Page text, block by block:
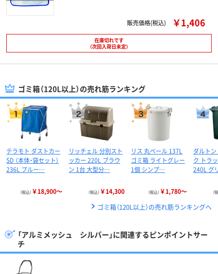
販売価格(税込) ￥1,406
在庫切れです
（次回入荷日未定）
ゴミ箱（120L以上）の売れ筋ランキング
テラモト ダストカー
SD （本体・袋セット）
236L ブルー…
（税込） ￥18,900～
リッチェル 分別スト
ッカー 220L ブラウ
ン 1台 大型分…
（税込） ￥14,300
リス 丸ペール 137L
ゴミ箱 ライトグレー
1個 シンプ…
（税込） ￥1,780～
ダルト
ク トラ
240L グ
（
ゴミ箱（120L以上）の売れ筋ランキングへ
「アルミメッシュ シルバー」に関連するピンポイントサー
チ